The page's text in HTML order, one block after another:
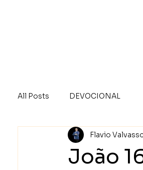
All Posts DEVOCIONAL
João
Flavio